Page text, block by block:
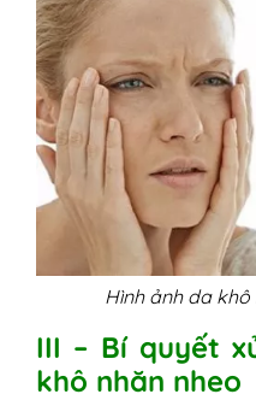
Hình ảnh da khô
III – Bí quyết
khô nhăn nheo